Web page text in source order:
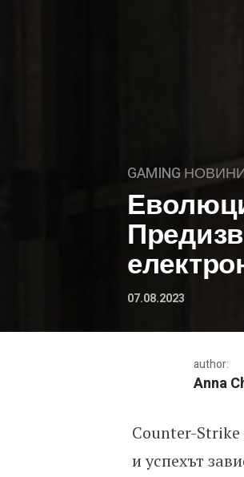
GAMING
07.08.2023
author:
Anna
Counter-Strike
и успехът